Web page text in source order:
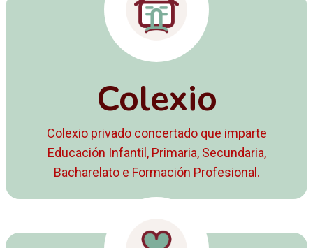
Colexio
Colexio privado concertado que imparte
Educación Infantil, Primaria, Secundaria,
Bacharelato e Formación Profesional.